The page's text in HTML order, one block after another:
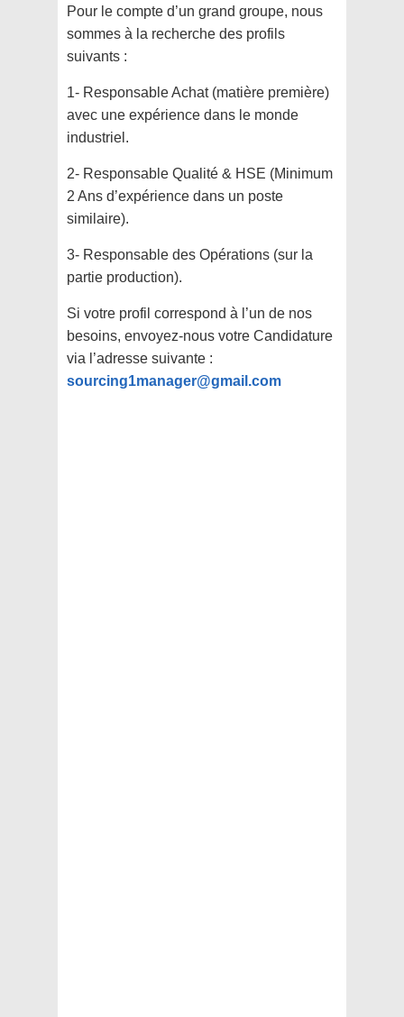
Pour le compte d’un grand groupe, nous
sommes à la recherche des profils
suivants :
1- Responsable Achat (matière première)
avec une expérience dans le monde
industriel.
2- Responsable Qualité & HSE (Minimum
2 Ans d’expérience dans un poste
similaire).
3- Responsable des Opérations (sur la
partie production).
Si votre profil correspond à l’un de nos
besoins, envoyez-nous votre Candidature
via l’adresse suivante :
sourcing1manager@gmail.com